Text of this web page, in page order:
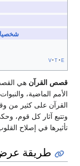
v t e
قصص القرآن هي
الأمم الماضية،
القرآن على كثير من
وتتبع آثار كل قوم،
تأثيرها في إصلاح
طريقة